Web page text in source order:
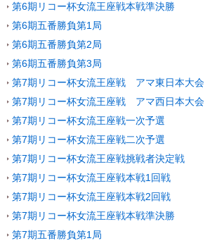
第6期リコー杯女流王座戦本戦準決勝
第6期五番勝負第1局
第6期五番勝負第2局
第6期五番勝負第3局
第7期リコー杯女流王座戦 アマ東日本大会
第7期リコー杯女流王座戦 アマ西日本大会
第7期リコー杯女流王座戦一次予選
第7期リコー杯女流王座戦二次予選
第7期リコー杯女流王座戦挑戦者決定戦
第7期リコー杯女流王座戦本戦1回戦
第7期リコー杯女流王座戦本戦2回戦
第7期リコー杯女流王座戦本戦準決勝
第7期五番勝負第1局